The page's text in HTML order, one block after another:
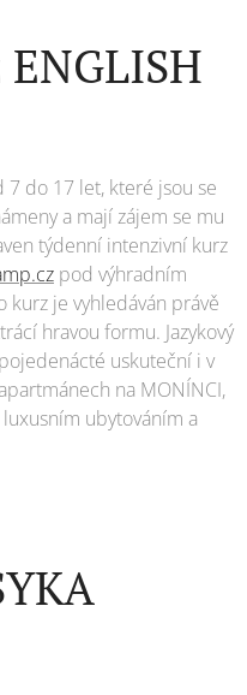
7 do 17 let, které jsou se
a mají zájem se mu
týdenní intenzivní kurz
pod výhradním
je vyhledáván právě
hravou formu. Jazykový
uskuteční i v
na MONÍNCI,
ubytováním a